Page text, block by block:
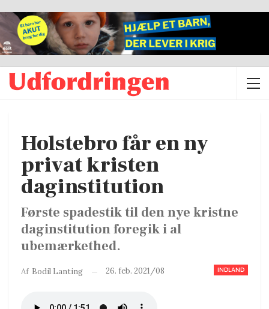
Holstebro får en ny
privat kristen
daginstitution
Første spadestik til den nye kristne
daginstitution foregik i al
ubemærkethed.
INDLAND
Af Bodil Lanting 26. feb. 2021/08